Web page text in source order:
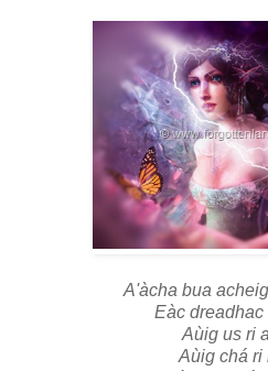
A'àcha bua
Eàc dreadhac
Aùig us ri
Aùig chá ri